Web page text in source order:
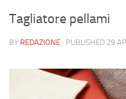
Tagliatore pellami
BY REDAZIONE · PUBLISHED 29